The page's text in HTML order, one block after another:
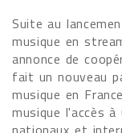
Suite au
musique en
annonce de
fait un nouveau
musique en
musique l'accès